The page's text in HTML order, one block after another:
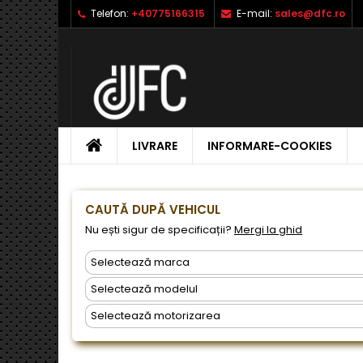
Telefon: +40775166315 E-mail: sales@dfc.ro
ACASALIVRARE INFORMARE-COOKIES
CAUTĂ DUPĂ VEHICUL
Nu ești sigur de specificații? Mergi la ghid